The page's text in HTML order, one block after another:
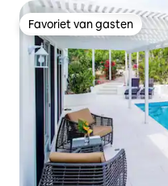
Favoriet van gasten
Favoriet van gasten